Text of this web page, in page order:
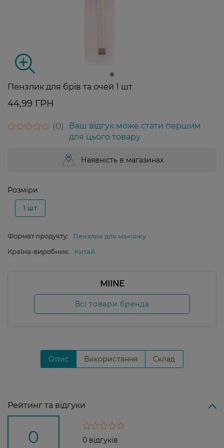
Пензлик для брів та очей 1 шт
44,99 ГРН
0
Ваш відгук може стати першим
для цього товару
Наявність в магазинах
Розміри
1 шт
Формат продукту:
Пензлик для макіяжу
Країна-виробник:
Китай
MIINE
Всі товари бренда
Опис Використання Склад
Рейтинг та відгуки
0 0 відгуків